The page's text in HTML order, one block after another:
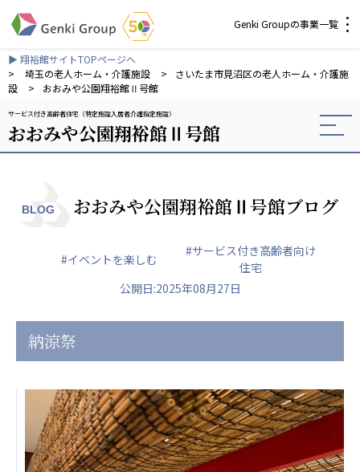
Genki Groupの事業一覧
介護・福祉
社会福祉法人 元気村グループ
社会福祉法人元気村
社会福祉法人長寿の森
株式会社 サンガジャパン
株式会社Genkiリレーションズ
一般社団法人 日本高齢者福祉協会
株式会社 爽やかな風沖縄
爽やかな風 中部エリア
爽やかな風 那覇エリア
株式会社 鷹揚館
鷹揚館
▶ 翔裕館サイトTOPページへ
>
埼玉の老人ホーム・介護施設 >
さいたま市見沼区の老人ホーム・介護施
設
> おおみや公園翔裕館Ⅱ号館
サービス付き高齢者住宅（特定施設入居者介護指定施設）
おおみや公園翔裕館Ⅱ号館
BLOG おおみや公園翔裕館Ⅱ号館ブログ
#イベントを楽しむ
#サービス付き高齢者向け
住宅
公開日:2025年08月27日
納涼祭